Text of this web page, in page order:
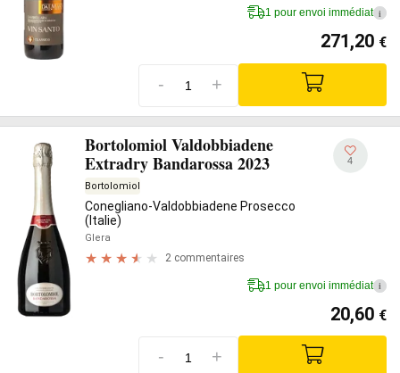
1 pour envoi immédiat i
271,20 €
- +
Bortolomiol Valdobbiadene
Extradry Bandarossa 2023
Bortolomiol
Conegliano-Valdobbiadene Prosecco
(Italie)
Glera
2 commentaires
4
1 pour envoi immédiat i
20,60 €
- +